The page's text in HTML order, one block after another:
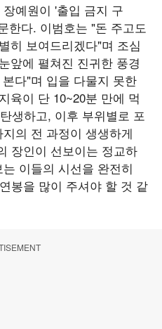
예원이 '출입 금지 구
한다. 이범호는 "돈 주고도
히 보여드리겠다"며 조심
앞에 펼쳐진 진귀한 풍경
다"며 입을 다물지 못한
육이 단 10~20분 만에 먹
생하고, 이후 부위별로 포
의 전 과정이 생생하게
장인이 선보이는 정교하
이들의 시선을 완전히
봉을 많이 주셔야 할 것 같